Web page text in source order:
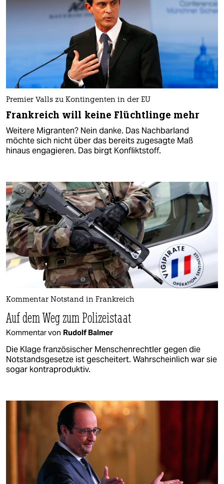
Premier Valls zu Kontingenten in der EU
Frankreich will keine Flüchtlinge mehr
Weitere Migranten? Nein danke. Das Nachbarland
möchte sich nicht über das bereits zugesagte Maß
hinaus engagieren. Das birgt Konfliktstoff.
Kommentar Notstand in Frankreich
Auf dem Weg zum Polizeistaat
Kommentar von Rudolf Balmer
Die Klage französischer Menschenrechtler gegen die
Notstandsgesetze ist gescheitert. Wahrscheinlich war sie
sogar kontraproduktiv.